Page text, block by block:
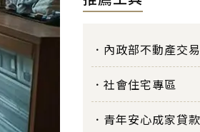
內政部不動產交
社會住宅專區
青年安心成家貸款